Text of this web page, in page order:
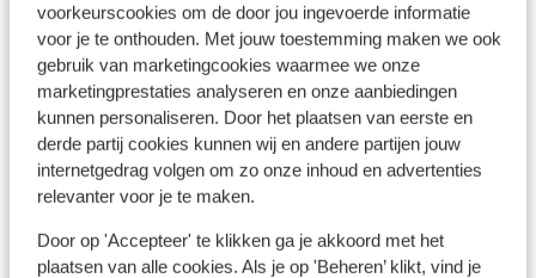
voorkeurscookies om de door jou ingevoerde informatie
voor je te onthouden. Met jouw toestemming maken we ook
gebruik van marketingcookies waarmee we onze
marketingprestaties analyseren en onze aanbiedingen
kunnen personaliseren. Door het plaatsen van eerste en
derde partij cookies kunnen wij en andere partijen jouw
internetgedrag volgen om zo onze inhoud en advertenties
relevanter voor je te maken.
Door op 'Accepteer' te klikken ga je akkoord met het
plaatsen van alle cookies. Als je op 'Beheren’ klikt, vind je
Bekijk alle 8 ervaringen
Ook interessant voor jou